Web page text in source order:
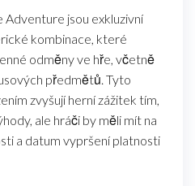
Adventure jsou exkluzivní
kombinace, které
odměny ve hře, včetně
předmětů. Tyto
zvyšují herní zážitek tím,
ale hráči by měli mít na
a datum vypršení platnosti